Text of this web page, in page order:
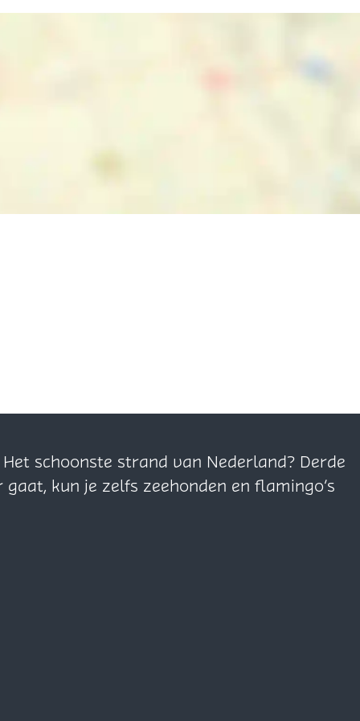
schoonste strand van Nederland? Derde
kun je zelfs zeehonden en flamingo’s